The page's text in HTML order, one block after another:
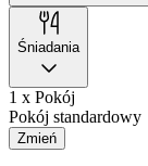
Śniadania
1 x Pokój
Pokój standardowy
Zmień